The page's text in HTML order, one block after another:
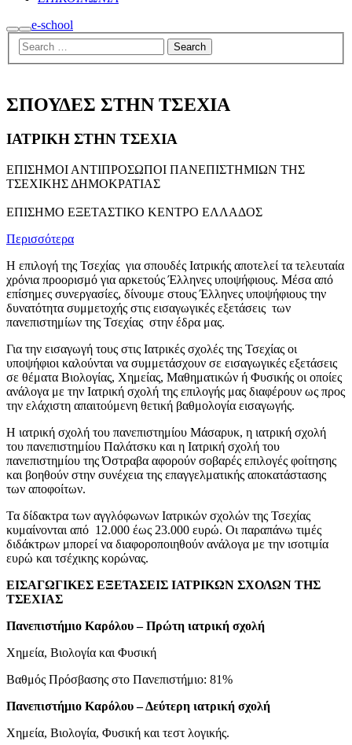
Search
Main
menu
e-school
ΣΠΟΥΔΕΣ ΣΤΗΝ ΤΣΕΧΙΑ
ΙΑΤΡΙΚΗ ΣΤΗΝ ΤΣΕΧΙΑ
ΕΠΙΣΗΜΟΙ ΑΝΤΙΠΡΟΣΩΠΟΙ ΠΑΝΕΠΙΣΤΗΜΙΩΝ ΤΗΣ
ΤΣΕΧΙΚΗΣ ΔΗΜΟΚΡΑΤΙΑΣ
ΕΠΙΣΗΜΟ ΕΞΕΤΑΣΤΙΚΟ ΚΕΝΤΡΟ ΕΛΛΑΔΟΣ
Περισσότερα
Η επιλογή της Τσεχίας για σπουδές Ιατρικής αποτελεί τα τελευταία
χρόνια προορισμό για αρκετούς Έλληνες υποψήφιους. Μέσα από
επίσημες συνεργασίες, δίνουμε στους Έλληνες υποψήφιους την
δυνατότητα συμμετοχής στις εισαγωγικές εξετάσεις των
πανεπιστημίων της Τσεχίας στην έδρα μας.
Για την εισαγωγή τους στις Ιατρικές σχολές της Τσεχίας οι
υποψήφιοι καλούνται να συμμετάσχουν σε εισαγωγικές εξετάσεις
σε θέματα Βιολογίας, Χημείας, Μαθηματικών ή Φυσικής οι οποίες
ανάλογα με την Ιατρική σχολή της επιλογής μας διαφέρουν ως προς
την ελάχιστη απαιτούμενη θετική βαθμολογία εισαγωγής.
H ιατρική σχολή του πανεπιστημίου Μάσαρυκ, η ιατρική σχολή
του πανεπιστημίου Παλάτσκυ και η Ιατρική σχολή του
πανεπιστημίου της Όστραβα αφορούν σοβαρές επιλογές φοίτησης
και βοηθούν στην συνέχεια της επαγγελματικής αποκατάστασης
των αποφοίτων.
Τα δίδακτρα των αγγλόφωνων Ιατρικών σχολών της Τσεχίας
κυμαίνονται από 12.000 έως 23.000 ευρώ. Οι παραπάνω τιμές
διδάκτρων μπορεί να διαφοροποιηθούν ανάλογα με την ισοτιμία
ευρώ και τσέχικης κορώνας.
ΕΙΣΑΓΩΓΙΚΕΣ ΕΞΕΤΑΣΕΙΣ ΙΑΤΡΙΚΩΝ ΣΧΟΛΩΝ ΤΗΣ
ΤΣΕΧΙΑΣ
Πανεπιστήμιο Καρόλου – Πρώτη ιατρική σχολή
Χημεία, Βιολογία και Φυσική
Βαθμός Πρόσβασης στο Πανεπιστήμιο: 81%
Πανεπιστήμιο Καρόλου – Δεύτερη ιατρική σχολή
Χημεία, Βιολογία, Φυσική και τεστ λογικής.